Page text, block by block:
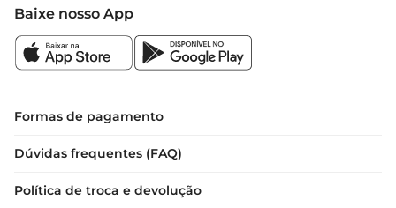
hidratação e brilho
Baixe nosso App
Formas de pagamento
Dúvidas frequentes (FAQ)
Política de troca e devolução